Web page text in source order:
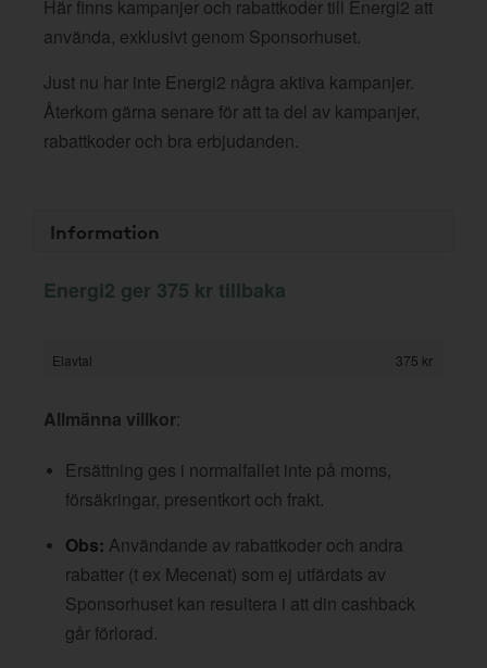
Här finns kampanjer och rabattkoder till Energi2 att
använda, exklusivt genom Sponsorhuset.
Just nu har inte Energi2 några aktiva kampanjer.
Återkom gärna senare för att ta del av kampanjer,
rabattkoder och bra erbjudanden.
Information
Energi2 ger 375 kr tillbaka
Elavtal 375 kr
Allmänna villkor:
Ersättning ges i normalfallet inte på moms,
försäkringar, presentkort och frakt.
Obs: Användande av rabattkoder och andra
rabatter (t ex Mecenat) som ej utfärdats av
Sponsorhuset kan resultera i att din cashback
går förlorad.